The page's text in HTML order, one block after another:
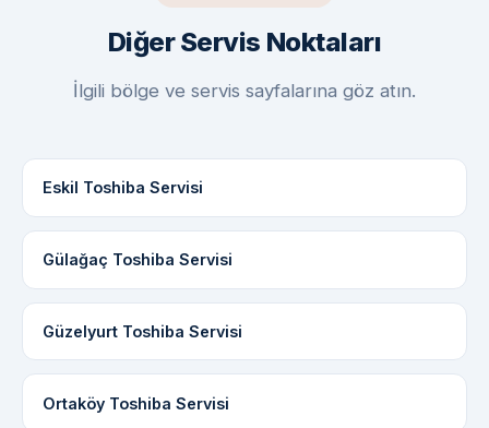
Diğer Servis Noktaları
İlgili bölge ve servis sayfalarına göz atın.
Eskil Toshiba Servisi
Gülağaç Toshiba Servisi
Güzelyurt Toshiba Servisi
Ortaköy Toshiba Servisi